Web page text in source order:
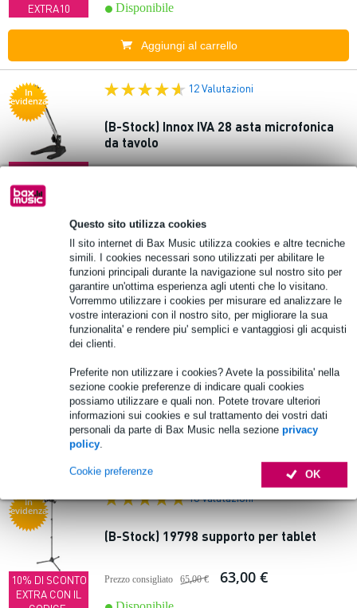
Questo sito utilizza cookies
Il sito internet di Bax Music utilizza cookies e altre tecniche
simili. I cookies necessari sono utilizzati per abilitare le
funzioni principali durante la navigazione sul nostro sito per
garantire un'ottima esperienza agli utenti che lo visitano.
Vorremmo utilizzare i cookies per misurare ed analizzare le
vostre interazioni con il nostro sito, per migliorare la sua
funzionalita' e rendere piu' semplici e vantaggiosi gli acquisti
dei clienti.
Preferite non utilizzare i cookies? Avete la possibilita' nella
sezione cookie preferenze di indicare quali cookies
possiamo utilizzare e quali non. Potete trovare ulteriori
informazioni sui cookies e sul trattamento dei vostri dati
personali da parte di Bax Music nella sezione privacy
policy.
OK
Cookie preferenze
EXTRA10
Disponibile
Aggiungi al carrello
In
evidenza
10% DI SCONTO
EXTRA CON IL
CODICE:
12 Valutazioni
(B-Stock) Innox IVA 28 asta microfonica
da tavolo
Aggiungi al carrello
10% DI SCONTO
EXTRA CON IL
EXTRA10
(B-Stock) Innox FlexBooth P100-BK Black
Panels for FlexBooth 100
Prezzo consigliato 13,10 € 8,20 €
Disponibile
In
evidenza
10% DI SCONTO
EXTRA CON IL
16 Valutazioni
(B-Stock) 19798 supporto per tablet
Prezzo consigliato 65,00 € 63,00 €